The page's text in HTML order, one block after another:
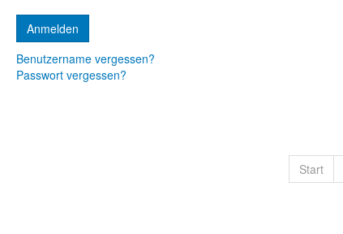
Start
Benutzername vergessen?
Passwort vergessen?